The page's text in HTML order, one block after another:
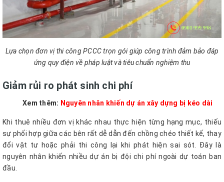
Lựa chọn đơn vị thi công PCCC trọn gói giúp công trình đảm bảo đáp
ứng quy điện về pháp luật và tiêu chuẩn nghiệm thu
Giảm rủi ro phát sinh chi phí
Xem thêm: Nguyên nhân khiến dự án xây dựng bị kéo dài
Khi thuê nhiều đơn vị khác nhau thực hiện từng hạng mục, thiếu
sự phối hợp giữa các bên rất dễ dẫn đến chồng chéo thiết kế, thay
đổi vật tư hoặc phải thi công lại khi phát hiện sai sót. Đây là
nguyên nhân khiến nhiều dự án bị đội chi phí ngoài dự toán ban
đầu.